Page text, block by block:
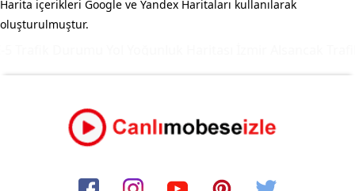
Harita içerikleri Google ve Yandex Haritaları kullanılarak
oluşturulmuştur.